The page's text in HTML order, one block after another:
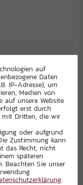
auf
Daten
IP-Adresse), um
Medien von
auf unsere Website
erst durch
mit Dritten, die wir
oder aufgrund
Zustimmung kann
das Recht, nicht
späteren
Beachten Sie unser
.